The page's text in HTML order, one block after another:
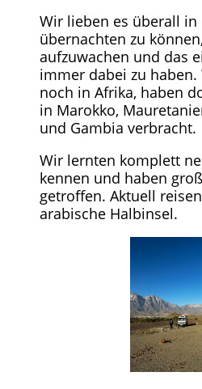
Wir lieben es überall
übernachten zu
aufzuwachen und das
immer dabei zu
noch in Afrika, haben
in Marokko,
und Gambia verbracht.
Wir lernten komplett
kennen und haben
getroffen. Aktuell
arabische Halbinsel.